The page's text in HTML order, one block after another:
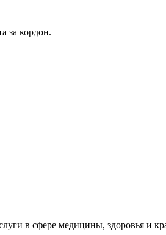
за кордон.
в сфере медицины, здоровья и